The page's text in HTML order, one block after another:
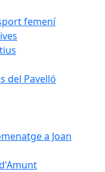
femení
del Pavelló
a Joan